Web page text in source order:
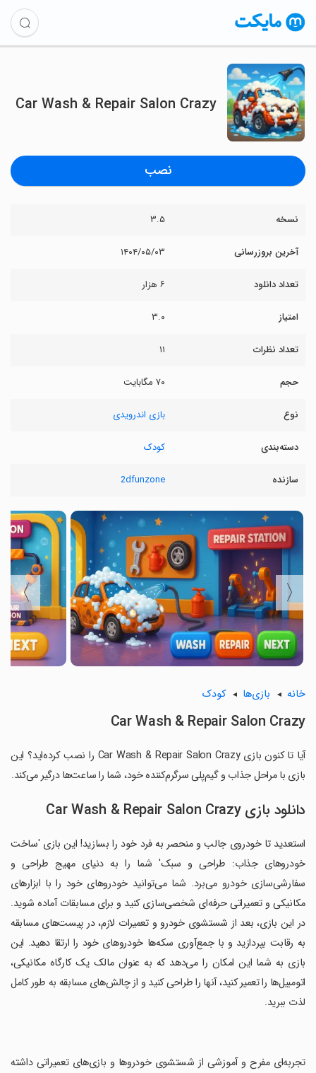
Car Wash & Repair Salon Crazy
نصب
نسخه ۳.۵
آخرین بروزرسانی ۱۴۰۴/۰۵/۰۳
تعداد دانلود ۶ هزار
امتیاز ۳.۰
تعداد نظرات ۱۱
حجم ۷۰ مگابایت
نوع بازی اندرویدی
دسته‌بندی کودک
سازنده 2dfunzone
〈
〉
خانه بازی‌ها کودک
Car Wash & Repair Salon Crazy
آیا تا کنون بازی Car Wash & Repair Salon Crazy را نصب کرده‌اید؟ این
بازی با مراحل جذاب و گیم‌پلی سرگرم‌کننده خود، شما را ساعت‌ها درگیر می‌کند.
دانلود بازی Car Wash & Repair Salon Crazy
استعدید تا خودروی جالب و منحصر به فرد خود را بسازید! این بازی 'ساخت
خودروهای جذاب: طراحی و سبک' شما را به دنیای مهیج طراحی و
سفارشی‌سازی خودرو می‌برد. شما می‌توانید خودروهای خود را با ابزارهای
مکانیکی و تعمیراتی حرفه‌ای شخصی‌سازی کنید و برای مسابقات آماده شوید.
در این بازی، بعد از شستشوی خودرو و تعمیرات لازم، در پیست‌های مسابقه
به رقابت بپردازید و با جمع‌آوری سکه‌ها خودروهای خود را ارتقا دهید. این
بازی به شما این امکان را می‌دهد که به عنوان مالک یک کارگاه مکانیکی،
اتومبیل‌ها را تعمیر کنید، آنها را طراحی کنید و از چالش‌های مسابقه به طور کامل
لذت ببرید.
‏تجربه‌ای مفرح و آموزشی از شستشوی خودروها و بازی‌های تعمیراتی داشته